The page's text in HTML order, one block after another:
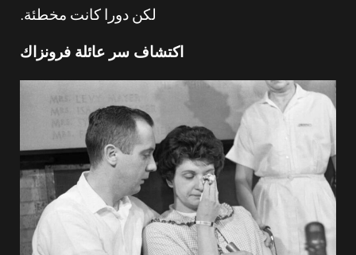
لكن دورا كانت مخطئة.
اكتشاف سر عائلة فرونزاك